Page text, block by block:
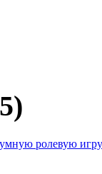
ролевую